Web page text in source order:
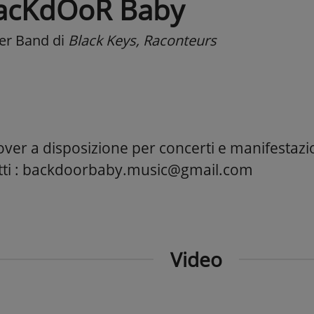
Baby
Band di Black Keys, Raconteurs
a disposizione per concerti e
: backdoorbaby.music@gmail.com
Video